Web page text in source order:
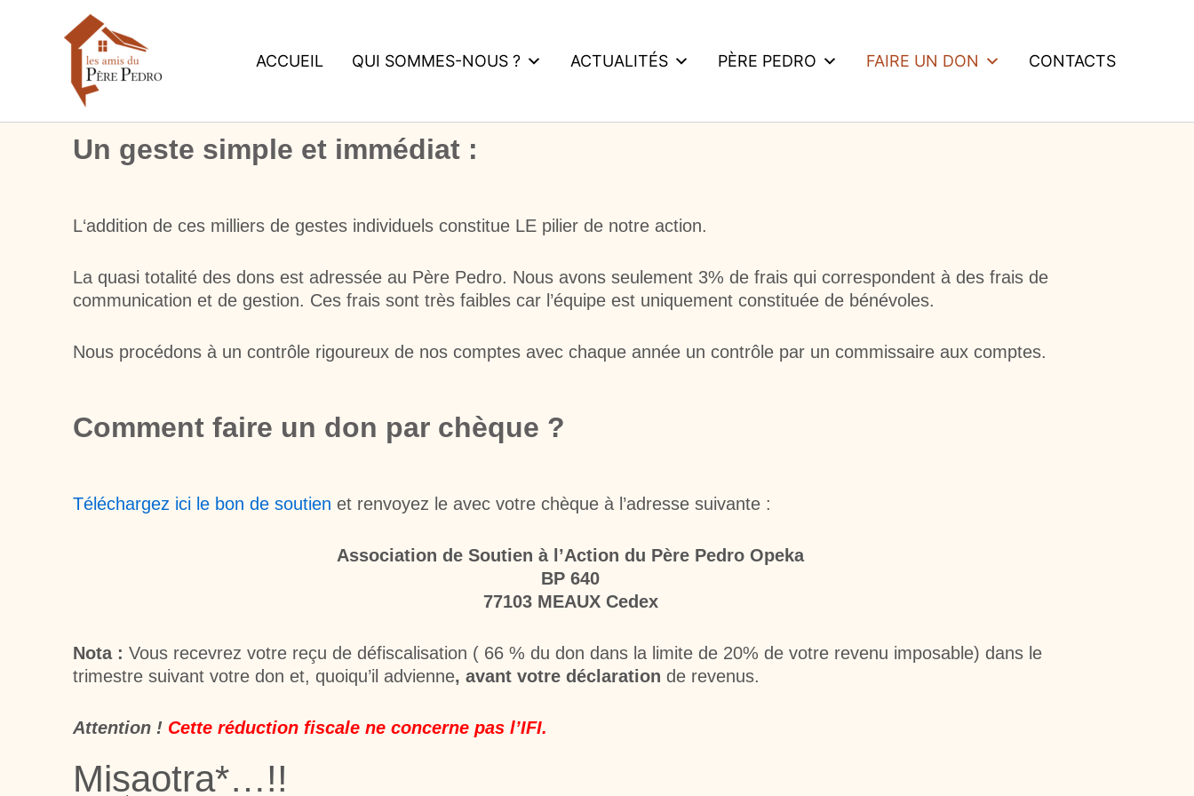
ACCUEIL QUI SOMMES-NOUS ? ACTUALITÉS PÈRE PEDRO FAIRE UN DON CONTACTS
Un geste simple et immédiat :
L‘addition de ces milliers de gestes individuels constitue LE pilier de notre action.
La quasi totalité des dons est adressée au Père Pedro. Nous avons seulement 3% de frais qui correspondent à des frais de
communication et de gestion. Ces frais sont très faibles car l’équipe est uniquement constituée de bénévoles.
Nous procédons à un contrôle rigoureux de nos comptes avec chaque année un contrôle par un commissaire aux comptes.
Comment faire un don par chèque ?
Téléchargez ici le bon de soutien et renvoyez le avec votre chèque à l’adresse suivante :
Association de Soutien à l’Action du Père Pedro Opeka
BP 640
77103 MEAUX Cedex
Nota : Vous recevrez votre reçu de défiscalisation ( 66 % du don dans la limite de 20% de votre revenu imposable) dans le
trimestre suivant votre don et, quoiqu’il advienne, avant votre déclaration de revenus.
Attention ! Cette réduction fiscale ne concerne pas l’IFI.
Misaotra*…!!